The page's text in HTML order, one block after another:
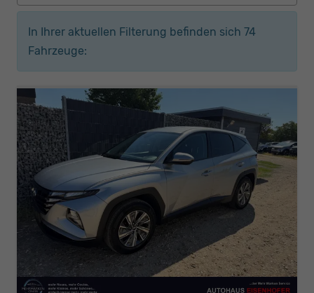
In Ihrer aktuellen Filterung befinden sich 74
Fahrzeuge: